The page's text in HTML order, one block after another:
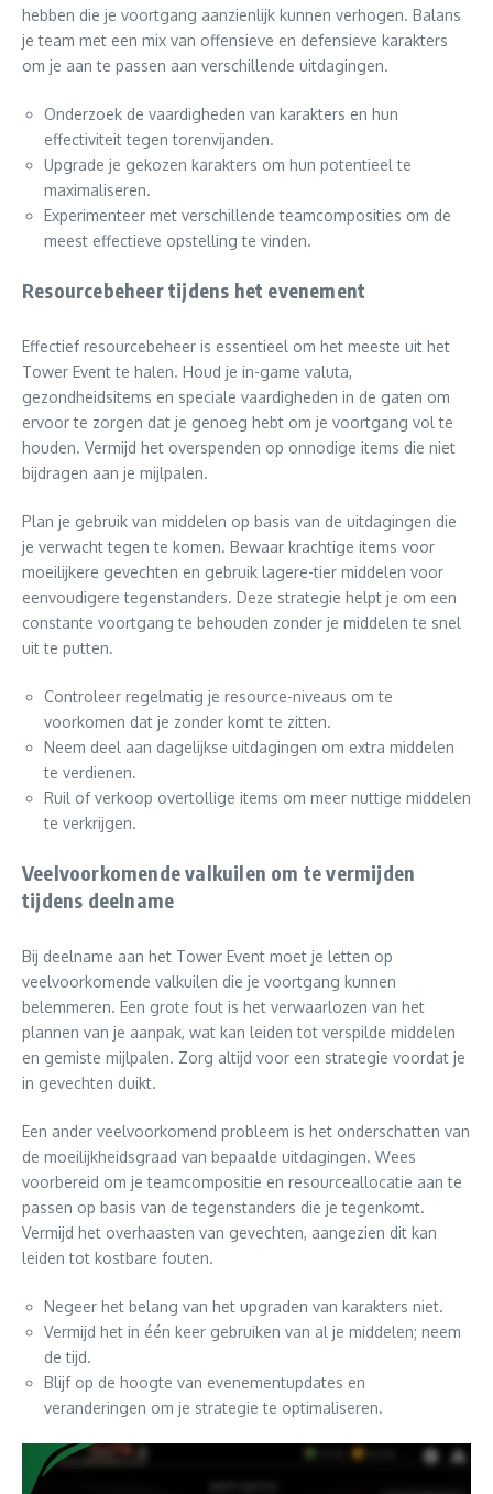
hebben die je voortgang aanzienlijk kunnen verhogen. Balans
je team met een mix van offensieve en defensieve karakters
om je aan te passen aan verschillende uitdagingen.
Onderzoek de vaardigheden van karakters en hun
effectiviteit tegen torenvijanden.
Upgrade je gekozen karakters om hun potentieel te
maximaliseren.
Experimenteer met verschillende teamcomposities om de
meest effectieve opstelling te vinden.
Resourcebeheer tijdens het evenement
Effectief resourcebeheer is essentieel om het meeste uit het
Tower Event te halen. Houd je in-game valuta,
gezondheidsitems en speciale vaardigheden in de gaten om
ervoor te zorgen dat je genoeg hebt om je voortgang vol te
houden. Vermijd het overspenden op onnodige items die niet
bijdragen aan je mijlpalen.
Plan je gebruik van middelen op basis van de uitdagingen die
je verwacht tegen te komen. Bewaar krachtige items voor
moeilijkere gevechten en gebruik lagere-tier middelen voor
eenvoudigere tegenstanders. Deze strategie helpt je om een
constante voortgang te behouden zonder je middelen te snel
uit te putten.
Controleer regelmatig je resource-niveaus om te
voorkomen dat je zonder komt te zitten.
Neem deel aan dagelijkse uitdagingen om extra middelen
te verdienen.
Ruil of verkoop overtollige items om meer nuttige middelen
te verkrijgen.
Veelvoorkomende valkuilen om te vermijden
tijdens deelname
Bij deelname aan het Tower Event moet je letten op
veelvoorkomende valkuilen die je voortgang kunnen
belemmeren. Een grote fout is het verwaarlozen van het
plannen van je aanpak, wat kan leiden tot verspilde middelen
en gemiste mijlpalen. Zorg altijd voor een strategie voordat je
in gevechten duikt.
Een ander veelvoorkomend probleem is het onderschatten van
de moeilijkheidsgraad van bepaalde uitdagingen. Wees
voorbereid om je teamcompositie en resourceallocatie aan te
passen op basis van de tegenstanders die je tegenkomt.
Vermijd het overhaasten van gevechten, aangezien dit kan
leiden tot kostbare fouten.
Negeer het belang van het upgraden van karakters niet.
Vermijd het in één keer gebruiken van al je middelen; neem
de tijd.
Blijf op de hoogte van evenementupdates en
veranderingen om je strategie te optimaliseren.